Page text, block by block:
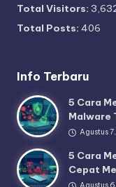
Total Visitors:
Total Posts: 406
Info Terbaru
5 Cara
Malware
Agustus
5 Cara
Cepat